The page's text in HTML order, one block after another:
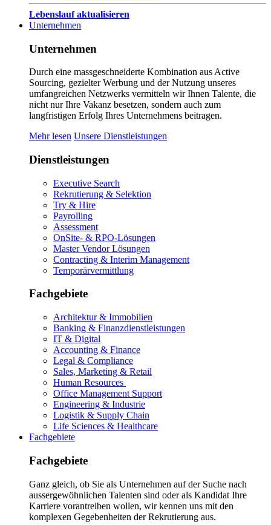
Lebenslauf aktualisieren
Unternehmen
Unternehmen
Durch eine massgeschneiderte Kombination aus Active
Sourcing, gezielter Werbung und der Nutzung unseres
umfangreichen Netzwerks vermitteln wir Ihnen Talente, die
nicht nur Ihre Vakanz besetzen, sondern auch zum
langfristigen Erfolg Ihres Unternehmens beitragen.
Mehr lesen Unsere Dienstleistungen
Dienstleistungen
Executive Search
Rekrutierung & Selektion
Try & Hire
Payrolling
Assessment
OnSite- & RPO-Lösungen
Master Vendor Lösungen
Contracting & Interim Management
Temporärvermittlung
Fachgebiete
Architektur & Immobilien
Banking & Finanzdienstleistungen
IT & Digital
Accounting & Finance
Legal & Compliance
Sales, Marketing & Retail
Human Resources
Office Management Support
Engineering & Industrie
Logistik & Supply Chain
Life Sciences & Healthcare
Fachgebiete
Fachgebiete
Ganz gleich, ob Sie als Unternehmen auf der Suche nach
aussergewöhnlichen Talenten sind oder als Kandidat Ihre
Karriere vorantreiben wollen, wir kennen uns mit den
komplexen Gegebenheiten der Rekrutierung aus.